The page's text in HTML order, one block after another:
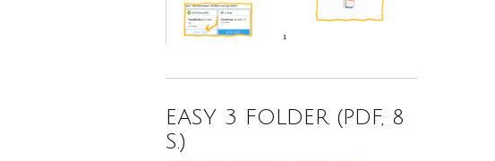
EASY 3 FOLDER (PDF, 8
S.)